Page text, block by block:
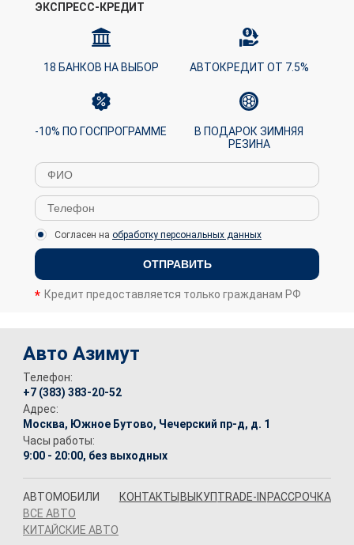
ЭКСПРЕСС-КРЕДИТ
18 БАНКОВ НА ВЫБОР АВТОКРЕДИТ ОТ 7.5%
-10% ПО ГОСПРОГРАММЕ
В ПОДАРОК ЗИМНЯЯ
РЕЗИНА
Согласен на обработку персональных данных
ОТПРАВИТЬ
Кредит предоставляется только гражданам РФ
Авто Азимут
Телефон:
+7 (383) 383-20-52
Адрес:
Москва, Южное Бутово, Чечерский пр-д, д. 1
Часы работы:
9:00 - 20:00, без выходных
АВТОМОБИЛИ
ВСЕ АВТО
КИТАЙСКИЕ АВТО
КОНТАКТЫ ВЫКУПTRADE-IN РАССРОЧКА